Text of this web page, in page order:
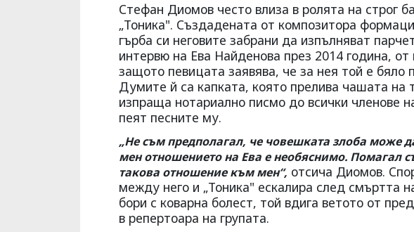
Стефан Диомов често влиза в ролята на строг
„Тоника". Създадената от композитора
гърба си неговите забрани да изпълняват
интервю на Ева Найденова през 2014 година,
защото певицата заявява, че за нея той е бяло
Думите й са капката, която прелива чашата на
изпраща нотариално писмо до всички членове
пеят песните му.
„Не съм предполагал, че човешката злоба може
мен отношението на Ева е необяснимо. Помагал
такова отношение към мен“, отсича Диомов.
между него и „Тоника" ескалира след смъртта
бори с коварна болест, той вдига ветото от
в репертоара на групата.